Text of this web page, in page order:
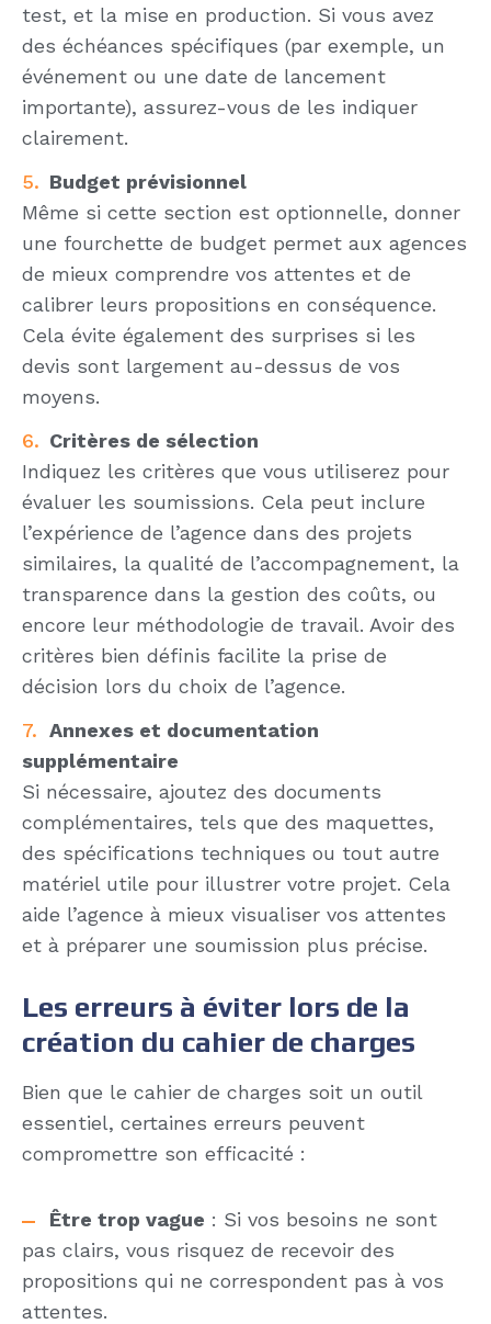
test, et la mise en production. Si vous avez
des échéances spécifiques (par exemple, un
événement ou une date de lancement
importante), assurez-vous de les indiquer
clairement.
Budget prévisionnel
Même si cette section est optionnelle, donner
une fourchette de budget permet aux agences
de mieux comprendre vos attentes et de
calibrer leurs propositions en conséquence.
Cela évite également des surprises si les
devis sont largement au-dessus de vos
moyens.
Critères de sélection
Indiquez les critères que vous utiliserez pour
évaluer les soumissions. Cela peut inclure
l’expérience de l’agence dans des projets
similaires, la qualité de l’accompagnement, la
transparence dans la gestion des coûts, ou
encore leur méthodologie de travail. Avoir des
critères bien définis facilite la prise de
décision lors du choix de l’agence.
Annexes et documentation
supplémentaire
Si nécessaire, ajoutez des documents
complémentaires, tels que des maquettes,
des spécifications techniques ou tout autre
matériel utile pour illustrer votre projet. Cela
aide l’agence à mieux visualiser vos attentes
et à préparer une soumission plus précise.
Les erreurs à éviter lors de la
création du cahier de charges
Bien que le cahier de charges soit un outil
essentiel, certaines erreurs peuvent
compromettre son efficacité :
Être trop vague : Si vos besoins ne sont
pas clairs, vous risquez de recevoir des
propositions qui ne correspondent pas à vos
attentes.